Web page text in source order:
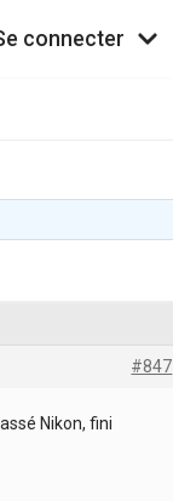
connecter
#847
Nikon, fini